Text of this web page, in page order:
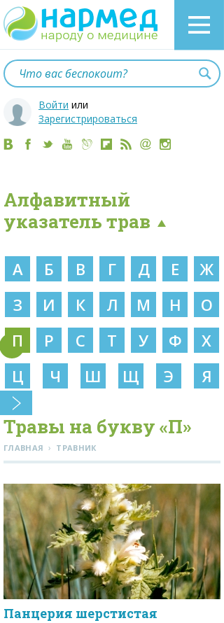
Войти или
Зарегистрироваться
Алфавитный
указатель трав
А Б В Г Д Е
Ж
З
И К Л М Н
О
П
Р С Т У Ф
Х
Ц
Ч Ш Щ Э Я
Травы на букву «П»
ГЛАВНАЯ › ТРАВНИК
Панцерия шерстистая